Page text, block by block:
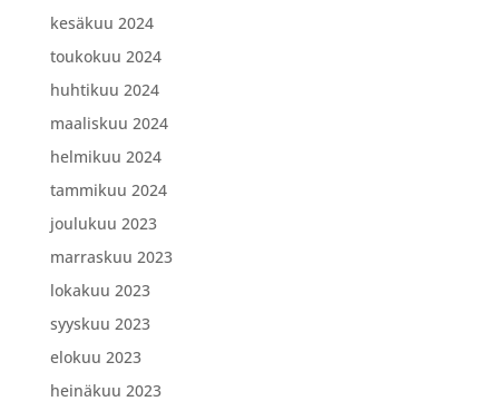
kesäkuu 2024
toukokuu 2024
huhtikuu 2024
maaliskuu 2024
helmikuu 2024
tammikuu 2024
joulukuu 2023
marraskuu 2023
lokakuu 2023
syyskuu 2023
elokuu 2023
heinäkuu 2023